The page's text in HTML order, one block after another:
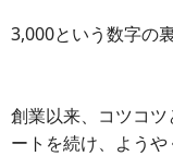
3,000という数字の
創業以来、コツコ
ートを続け、よう